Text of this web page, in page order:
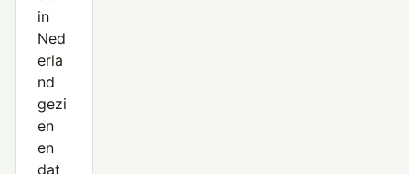
in
Ned
erla
nd
gezi
en
en
dat